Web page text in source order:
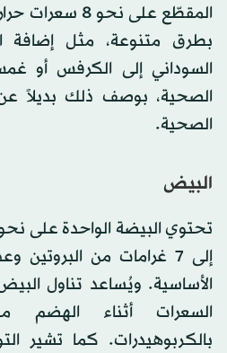
المقطّع على نحو
بطرق متنوعة، مثل إضافة
السوداني إلى الكرفس أو
الصحية، بوصف ذلك بديلاً
الصحية.
البيض
إلى 7 غرامات من
الأساسية. ويُساعد تناول
السعرات أثناء الهضم
بالكربوهيدرات. كما تشير